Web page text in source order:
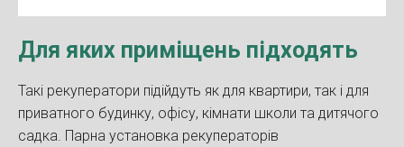
Для яких приміщень підходять
Такі рекуператори підійдуть як для квартири, так і для
приватного будинку, офісу, кімнати школи та дитячого
садка. Парна установка рекуператорів